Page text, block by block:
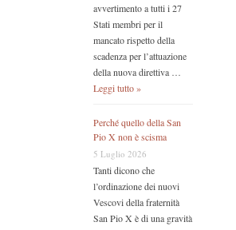
avvertimento a tutti i 27
Stati membri per il
mancato rispetto della
scadenza per l’attuazione
della nuova direttiva …
Leggi tutto »
Perché quello della San
Pio X non è scisma
5 Luglio 2026
Tanti dicono che
l’ordinazione dei nuovi
Vescovi della fraternità
San Pio X è di una gravità